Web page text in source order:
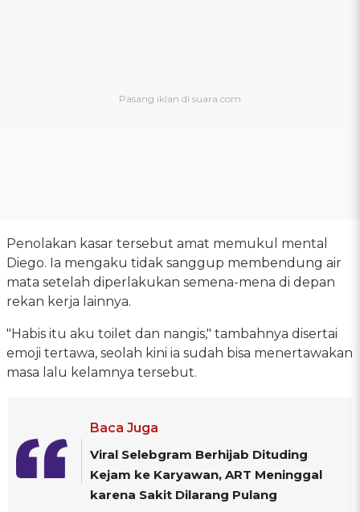
Penolakan kasar tersebut amat memukul mental
Diego. Ia mengaku tidak sanggup membendung air
mata setelah diperlakukan semena-mena di depan
rekan kerja lainnya.
"Habis itu aku toilet dan nangis," tambahnya disertai
emoji tertawa, seolah kini ia sudah bisa menertawakan
masa lalu kelamnya tersebut.
Baca Juga
Viral Selebgram Berhijab Dituding
Kejam ke Karyawan, ART Meninggal
karena Sakit Dilarang Pulang